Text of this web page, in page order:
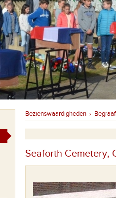
Bezienswaardigheden ›
Seaforth Cemetery,